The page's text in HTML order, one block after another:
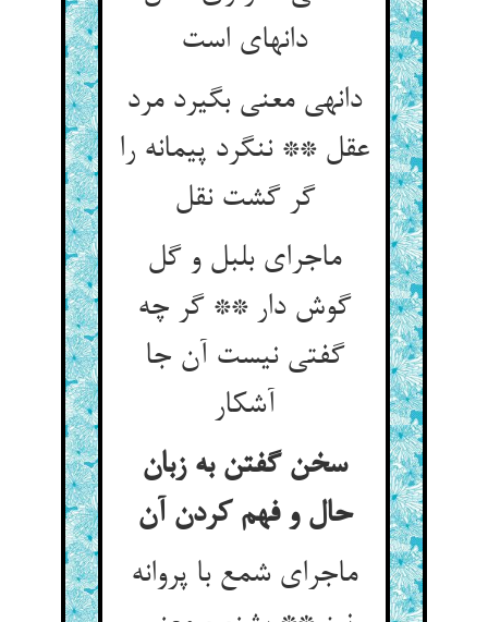
دانه‏ای است‏
دانه‏ی معنی بگیرد مرد
عقل ** ننگرد پیمانه را
گر گشت نقل‏
ماجرای بلبل و گل
گوش دار ** گر چه
گفتی نیست آن جا
آشکار
سخن گفتن به زبان
حال و فهم کردن آن
ماجرای شمع با پروانه